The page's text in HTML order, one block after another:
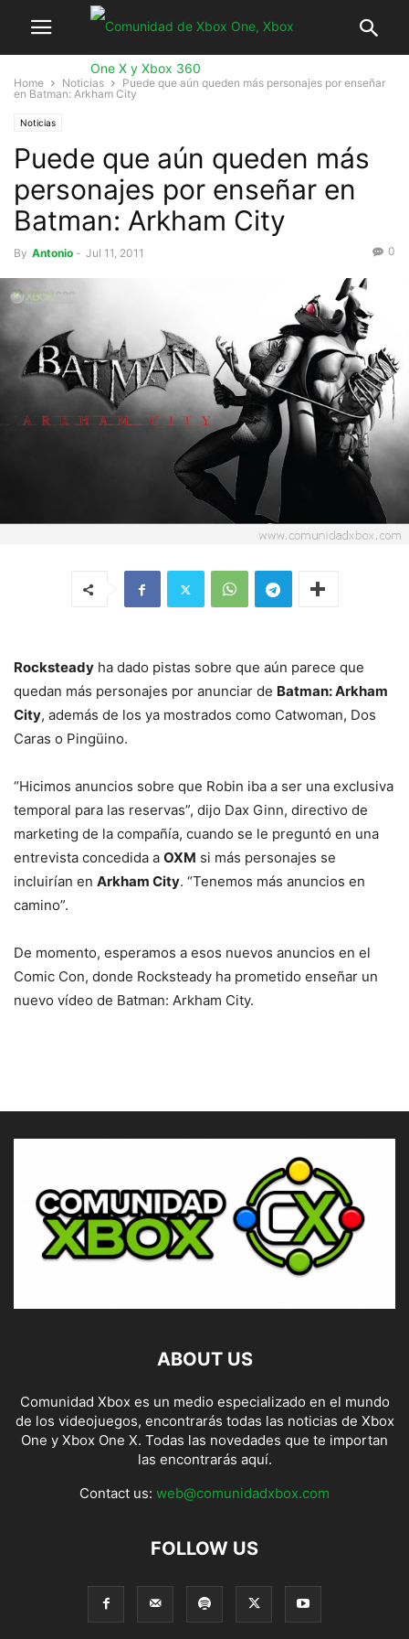
Home Noticias
Puede que aún queden más personajes por enseñar
en Batman: Arkham City
Noticias
Puede que aún queden más
personajes por enseñar en
Batman: Arkham City
By Antonio - Jul 11, 2011 0
Rocksteady ha dado pistas sobre que aún parece que
quedan más personajes por anunciar de Batman: Arkham
City, además de los ya mostrados como Catwoman, Dos
Caras o Pingüino.
“Hicimos anuncios sobre que Robin iba a ser una exclusiva
temporal para las reservas”, dijo Dax Ginn, directivo de
marketing de la compañía, cuando se le preguntó en una
entrevista concedida a OXM si más personajes se
incluirían en Arkham City. “Tenemos más anuncios en
camino”.
De momento, esperamos a esos nuevos anuncios en el
Comic Con, donde Rocksteady ha prometido enseñar un
nuevo vídeo de Batman: Arkham City.
ABOUT US
Comunidad Xbox es un medio especializado en el mundo
de los videojuegos, encontrarás todas las noticias de Xbox
One y Xbox One X. Todas las novedades que te importan
las encontrarás aquí.
Contact us: web@comunidadxbox.com
FOLLOW US